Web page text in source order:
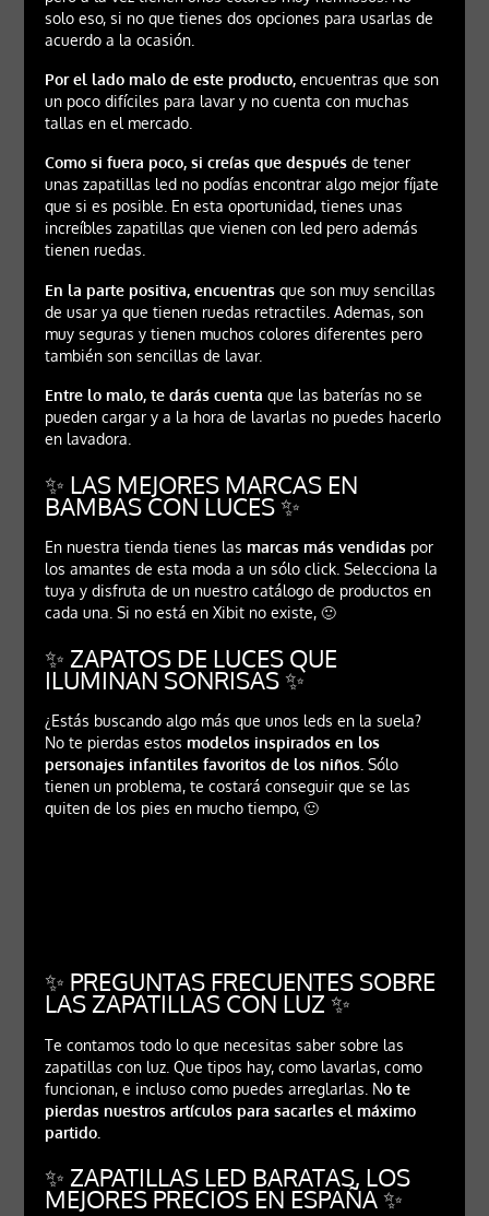
solo eso, si no que tienes dos opciones para usarlas de
acuerdo a la ocasión.
Por el lado malo de este producto,encuentras que son
un poco difíciles para lavar y no cuenta con muchas
tallas en el mercado.
Como si fuera poco, si creías que despuésde tener
unas zapatillas led no podías encontrar algo mejor fíjate
que si es posible. En esta oportunidad, tienes unas
increíbles zapatillas que vienen con led pero además
tienen ruedas.
En la parte positiva, encuentrasque son muy sencillas
de usar ya que tienen ruedas retractiles. Ademas, son
muy seguras y tienen muchos colores diferentes pero
también son sencillas de lavar.
Entre lo malo, te darás cuenta que las baterías no se
pueden cargar y a la hora de lavarlas no puedes hacerlo
en lavadora.
✨ LAS MEJORES MARCAS EN
BAMBAS CON LUCES ✨
En nuestra tienda tienes las marcas más vendidaspor
los amantes de esta moda a un sólo click. Selecciona la
tuya y disfruta de un nuestro catálogo de productos en
cada una. Si no está en Xibit no existe, 🙂
✨ ZAPATOS DE LUCES QUE
ILUMINAN SONRISAS ✨
¿Estás buscando algo más que unos leds en la suela?
No te pierdas estos modelos inspirados en los
personajes infantiles favoritos de los niños. Sólo
tienen un problema, te costará conseguir que se las
quiten de los pies en mucho tiempo, 🙂
✨ PREGUNTAS FRECUENTES SOBRE
LAS ZAPATILLAS CON LUZ ✨
Te contamos todo lo que necesitas saber sobre las
zapatillas con luz. Que tipos hay, como lavarlas, como
funcionan, e incluso como puedes arreglarlas. No te
pierdas nuestros artículos para sacarles el máximo
partido.
✨ ZAPATILLAS LED BARATAS, LOS
MEJORES PRECIOS EN ESPAÑA ✨